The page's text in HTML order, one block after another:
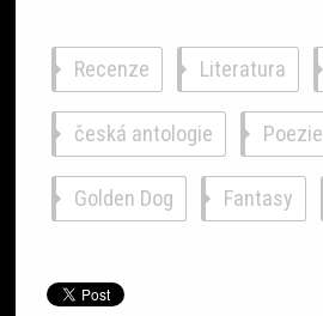
Recenze Literatura
česká antologie Poezie
Golden Dog Fantasy